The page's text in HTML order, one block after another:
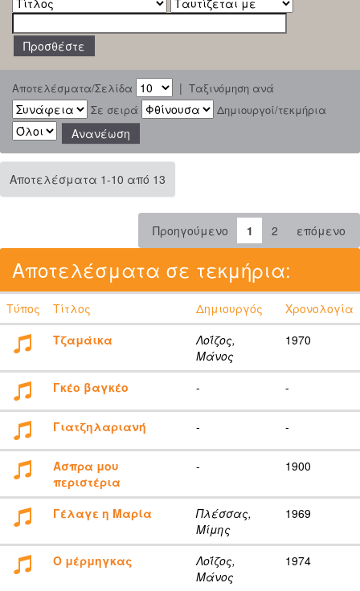
Αποτελέσματα/Σελίδα | Ταξινόμηση ανά
Σε σειρά
Δημιουργοί/τεκμήρια
Αποτελέσματα 1-10 από 13
Προηγούμενο 1 2 επόμενο
Αποτελέσματα σε τεκμήρια:
Τύπος Τίτλος Δημιουργός
Χρονολογία
Τζαμάικα
Λοΐζος,
Μάνος
1970
Γκέο βαγκέο - -
Γιατζηλαριανή - -
Άσπρα μου
περιστέρια
- 1900
Γέλαγε η Μαρία
Πλέσσας,
Μίμης
1969
Ο μέρμηγκας
Λοΐζος,
Μάνος
1974